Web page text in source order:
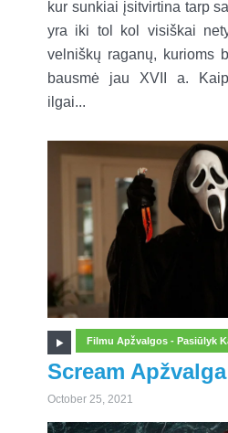
kur sunkiai įsitvirtina tarp
yra iki tol kol visiškai
velniškų raganų, kurioms
bausmė jau XVII a.
ilgai...
Filmu Apžvalgos - Pasiūlyk
Scream Apžvalga
October 25, 2021